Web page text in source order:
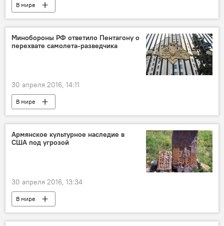
В мире
Минобороны РФ ответило Пентагону о
перехвате самолета-разведчика
30 апреля 2016, 14:11
В мире
Армянское культурное наследие в
США под угрозой
30 апреля 2016, 13:34
В мире